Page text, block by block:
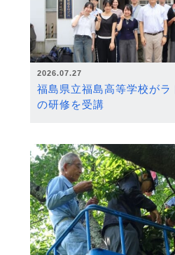
2026.07.27
福島県立福島高等学校がラ
の研修を受講